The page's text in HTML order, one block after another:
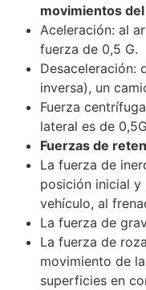
movimientos
Aceleración: al
fuerza de 0,5 G.
Desaceleración:
inversa), un
Fuerza
lateral es de
Fuerzas de
La fuerza de
posición inicial y
vehículo, al
La fuerza de
La fuerza de
movimiento de
superficies en